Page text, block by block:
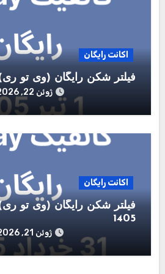
اکانت رایگان
فیلتر شکن رایگان (وی تو ری) – 1 تیر
ژوئن 22, 2026
اکانت رایگان
1405
ژوئن 21, 2026